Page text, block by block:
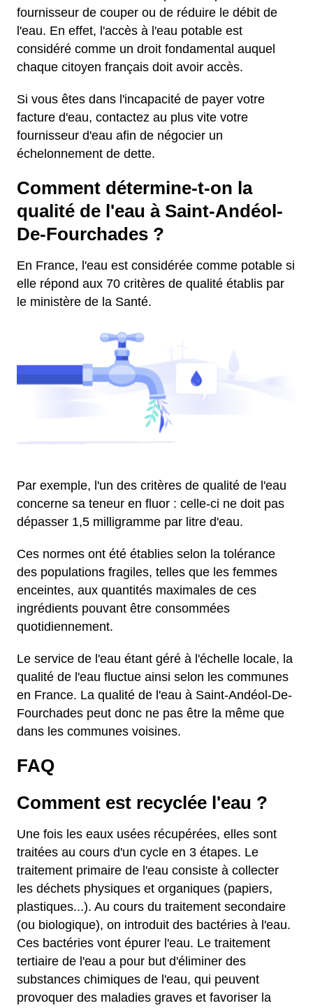
fournisseur de couper ou de réduire le débit de
l'eau. En effet, l'accès à l'eau potable est
considéré comme un droit fondamental auquel
chaque citoyen français doit avoir accès.
Si vous êtes dans l'incapacité de payer votre
facture d'eau, contactez au plus vite votre
fournisseur d'eau afin de négocier un
échelonnement de dette.
Comment détermine-t-on la
qualité de l'eau à Saint-Andéol-
De-Fourchades ?
En France, l'eau est considérée comme potable si
elle répond aux 70 critères de qualité établis par
le ministère de la Santé.
Par exemple, l'un des critères de qualité de l'eau
concerne sa teneur en fluor : celle-ci ne doit pas
dépasser 1,5 milligramme par litre d'eau.
Ces normes ont été établies selon la tolérance
des populations fragiles, telles que les femmes
enceintes, aux quantités maximales de ces
ingrédients pouvant être consommées
quotidiennement.
Le service de l'eau étant géré à l'échelle locale, la
qualité de l'eau fluctue ainsi selon les communes
en France. La qualité de l'eau à Saint-Andéol-De-
Fourchades peut donc ne pas être la même que
dans les communes voisines.
FAQ
Comment est recyclée l'eau ?
Une fois les eaux usées récupérées, elles sont
traitées au cours d'un cycle en 3 étapes. Le
traitement primaire de l'eau consiste à collecter
les déchets physiques et organiques (papiers,
plastiques...). Au cours du traitement secondaire
(ou biologique), on introduit des bactéries à l'eau.
Ces bactéries vont épurer l'eau. Le traitement
tertiaire de l'eau a pour but d'éliminer des
substances chimiques de l'eau, qui peuvent
provoquer des maladies graves et favoriser la